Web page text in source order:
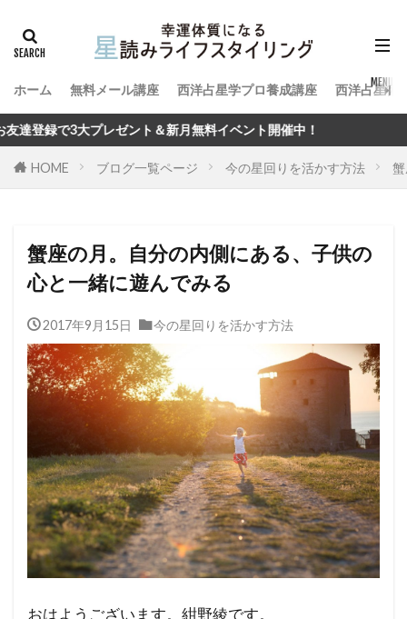
ホーム 無料メール講座 西洋占星学プロ養成講座 西洋占星術
新月無料イベント開催中！
HOME ブログ一覧ページ 今の星回りを活かす方法
蟹座の月。自分の内側にある、子供の
心と一緒に遊んでみる
2017年9月15日 今の星回りを活かす方法
おはようございます。紺野綾です。